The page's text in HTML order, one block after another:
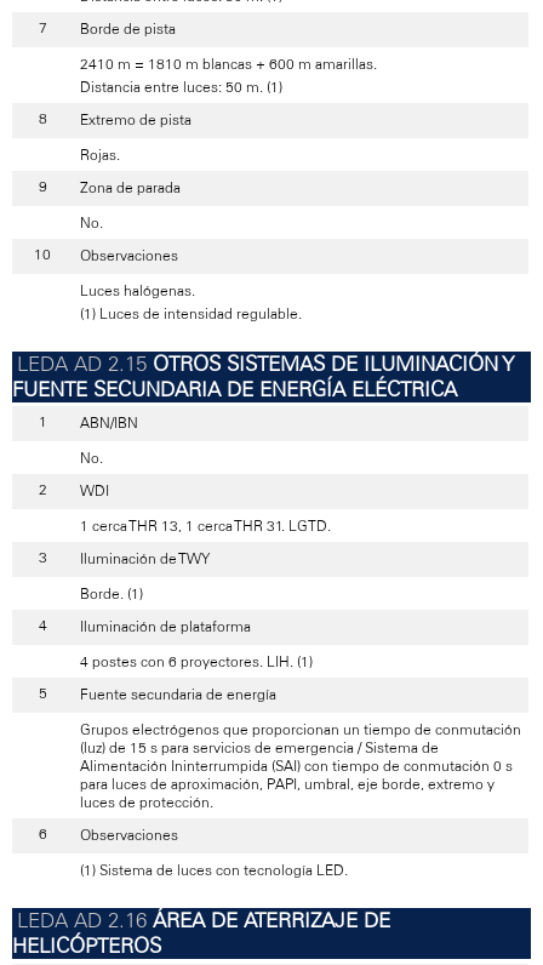
Borde de pista
2410 m = 1810 m blancas + 600 m amarillas.
Distancia entre luces: 50 m. (1)
Extremo de pista
Rojas.
Zona de parada
No.
Observaciones
Luces halógenas.
(1) Luces de intensidad regulable.
OTROS SISTEMAS DE ILUMINACIÓN Y
FUENTE SECUNDARIA DE ENERGÍA ELÉCTRICA
ABN/IBN
No.
WDI
1 cerca THR 13, 1 cerca THR 31. LGTD.
Iluminación de TWY
Borde. (1)
Iluminación de plataforma
4 postes con 6 proyectores. LIH. (1)
Fuente secundaria de energía
Grupos electrógenos que proporcionan un tiempo de conmutación
(luz) de 15 s para servicios de emergencia / Sistema de
Alimentación Ininterrumpida (SAI) con tiempo de conmutación 0 s
para luces de aproximación, PAPI, umbral, eje borde, extremo y
luces de protección.
Observaciones
(1) Sistema de luces con tecnología LED.
ÁREA DE ATERRIZAJE DE
HELICÓPTEROS